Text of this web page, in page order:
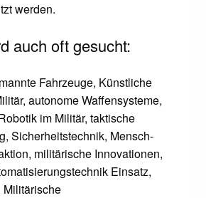
werden.
auch oft gesucht:
Fahrzeuge, Künstliche
autonome Waffensysteme,
im Militär, taktische
Sicherheitstechnik, Mensch-
militärische Innovationen,
Einsatz,
Militärische